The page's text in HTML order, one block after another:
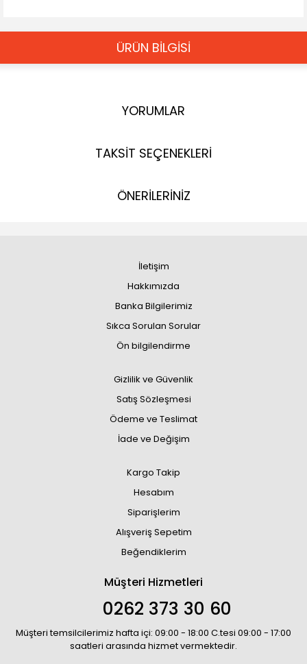
ÜRÜN BİLGİSİ
YORUMLAR
TAKSİT SEÇENEKLERİ
ÖNERİLERİNİZ
İletişim
Hakkımızda
Banka Bilgilerimiz
Sıkca Sorulan Sorular
Ön bilgilendirme
Gizlilik ve Güvenlik
Satış Sözleşmesi
Ödeme ve Teslimat
İade ve Değişim
Kargo Takip
Hesabım
Siparişlerim
Alışveriş Sepetim
Beğendiklerim
Müşteri Hizmetleri
0262 373 30 60
Müşteri temsilcilerimiz hafta içi: 09:00 - 18:00 C.tesi 09:00 - 17:00
saatleri arasında hizmet vermektedir.